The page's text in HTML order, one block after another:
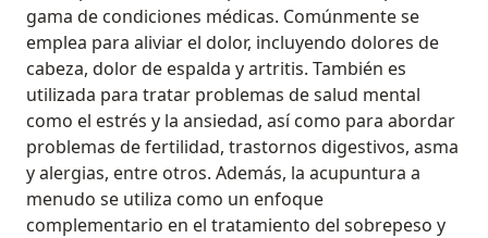
gama de condiciones médicas. Comúnmente se
emplea para aliviar el dolor, incluyendo dolores de
cabeza, dolor de espalda y artritis. También es
utilizada para tratar problemas de salud mental
como el estrés y la ansiedad, así como para abordar
problemas de fertilidad, trastornos digestivos, asma
y alergias, entre otros. Además, la acupuntura a
menudo se utiliza como un enfoque
complementario en el tratamiento del sobrepeso y